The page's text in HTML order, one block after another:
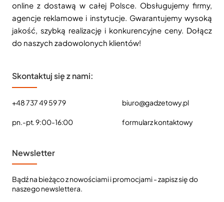
online z dostawą w całej Polsce. Obsługujemy firmy,
agencje reklamowe i instytucje. Gwarantujemy wysoką
jakość, szybką realizację i konkurencyjne ceny. Dołącz
do naszych zadowolonych klientów!
Skontaktuj się z nami:
+48 737 49 59 79
pn.-pt. 9:00-16:00
biuro@gadzetowy.pl
formularz kontaktowy
Newsletter
Bądź na bieżąco z nowościami i promocjami - zapisz się do
naszego newslettera.